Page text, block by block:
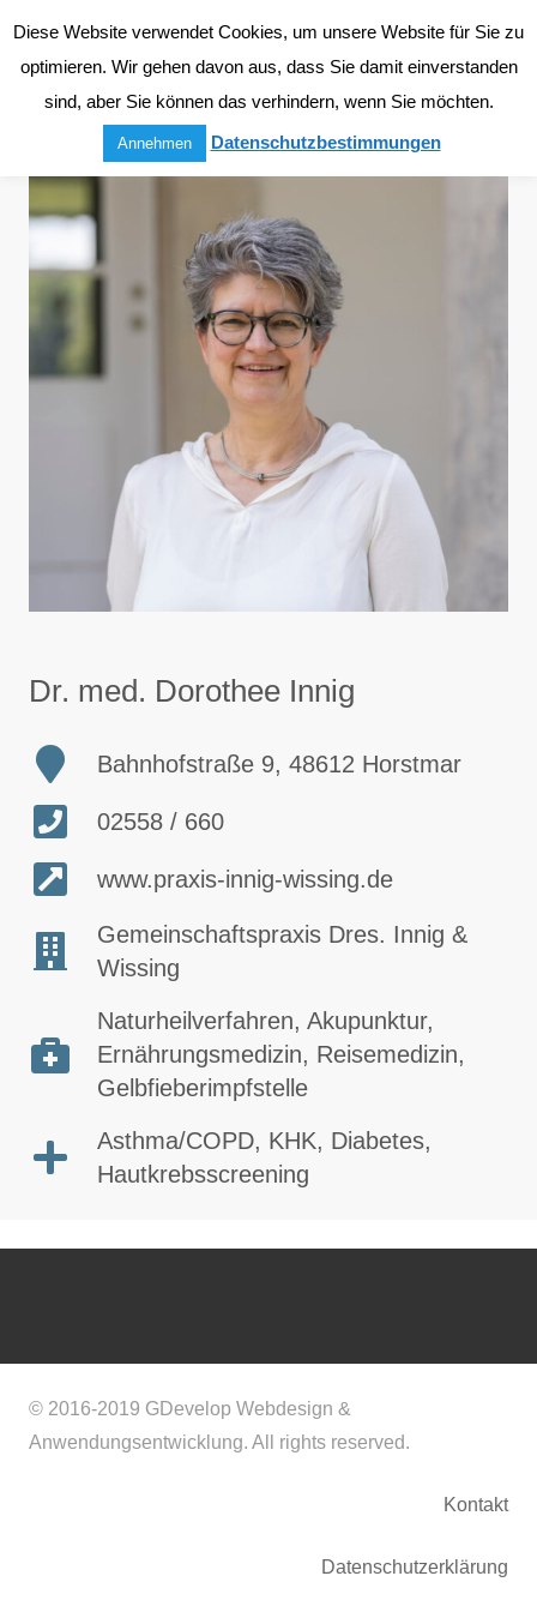
Dr. med. Dorothee Innig
Bahnhofstraße 9, 48612 Horstmar
02558 / 660
www.praxis-innig-wissing.de
Gemeinschaftspraxis Dres. Innig &
Wissing
Naturheilverfahren, Akupunktur,
Ernährungsmedizin, Reisemedizin,
Gelbfieberimpfstelle
Asthma/COPD, KHK, Diabetes,
Hautkrebsscreening
© 2016-2019 GDevelop Webdesign &
Anwendungsentwicklung. All rights reserved.
Kontakt
Datenschutzerklärung
Diese Website verwendet Cookies, um unsere Website für Sie zu
optimieren. Wir gehen davon aus, dass Sie damit einverstanden
sind, aber Sie können das verhindern, wenn Sie möchten.
Annehmen Datenschutzbestimmungen